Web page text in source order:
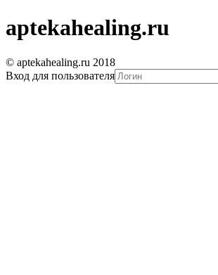
aptekahealing.ru
© aptekahealing.ru 2018
Вход для пользователя